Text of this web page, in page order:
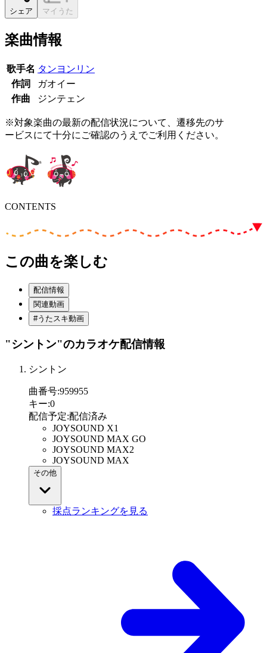
シェア マイうた
楽曲情報
歌手名 タンヨンリン
作詞
ガオイー
作曲
ジンテェン
※対象楽曲の最新の配信状況について、遷移先のサ
ービスにて十分にご確認のうえでご利用ください。
CONTENTS
この曲を楽しむ
配信情報
関連動画
#うたスキ動画
"シントン"のカラオケ配信情報
シントン
曲番号:959955
キー:0
配信予定:配信済み
JOYSOUND X1
JOYSOUND MAX GO
JOYSOUND MAX2
JOYSOUND MAX
その他
採点ランキングを見る